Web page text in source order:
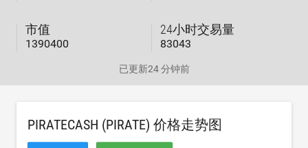
市值
1390400
24小时交易量
83043
已更新24 分钟前
PIRATECASH (PIRATE) 价格走势图